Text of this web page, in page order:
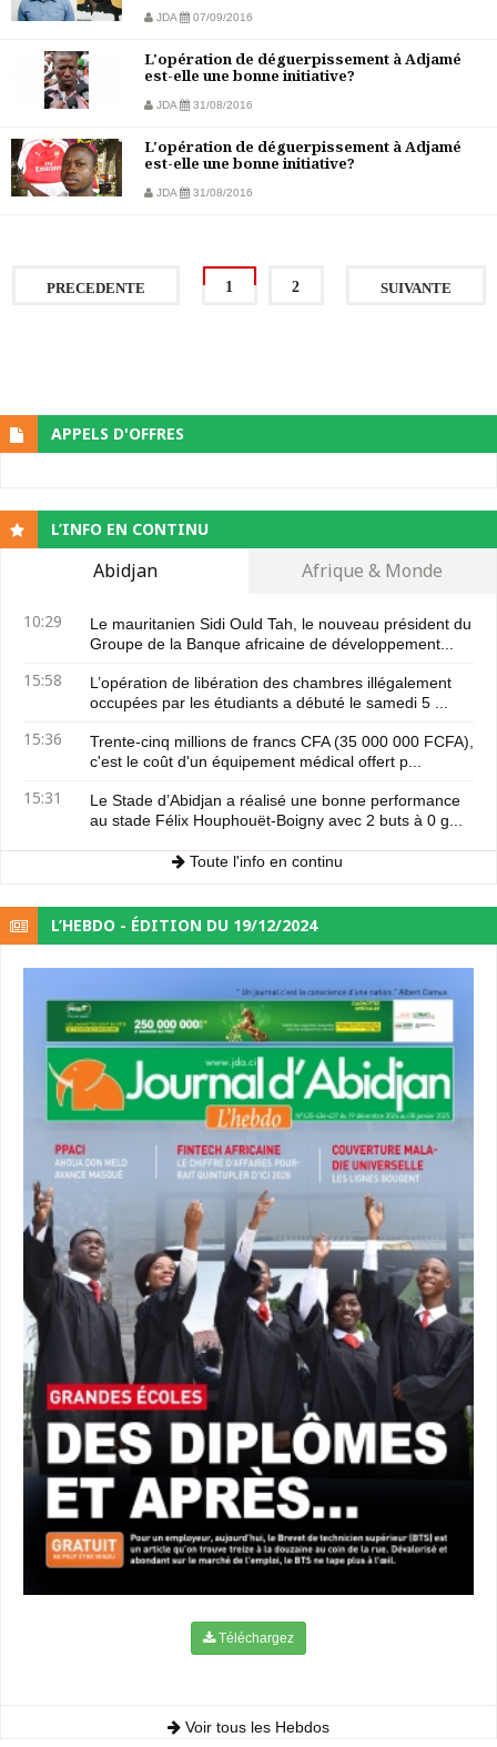
JDA 07/09/2016
L'opération de déguerpissement à Adjamé
est-elle une bonne initiative?
JDA 31/08/2016
L'opération de déguerpissement à Adjamé
est-elle une bonne initiative?
JDA 31/08/2016
PRECEDENTE 1 2 SUIVANTE
APPELS D'OFFRES
L’INFO EN CONTINU
Abidjan Afrique & Monde
10:29
Le mauritanien Sidi Ould Tah, le nouveau président du
Groupe de la Banque africaine de développement...
15:58
L’opération de libération des chambres illégalement
occupées par les étudiants a débuté le samedi 5 ...
15:36
Trente-cinq millions de francs CFA (35 000 000 FCFA),
c'est le coût d'un équipement médical offert p...
15:31
Le Stade d’Abidjan a réalisé une bonne performance
au stade Félix Houphouët-Boigny avec 2 buts à 0 g...
Toute l'info en continu
L’HEBDO - ÉDITION DU 19/12/2024
Téléchargez
Voir tous les Hebdos